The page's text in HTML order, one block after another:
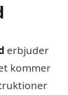
erbjuder
kommer